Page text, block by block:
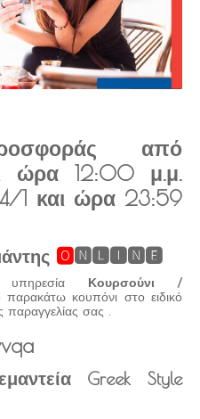
από
ώρα 12:00 μ.μ.
1 και ώρα 23:59
🅾🅽🅻🅸🅽🅴
Κουρσούνι /
παρακάτω κουπόνι στο ειδικό
σας .
Greek Style